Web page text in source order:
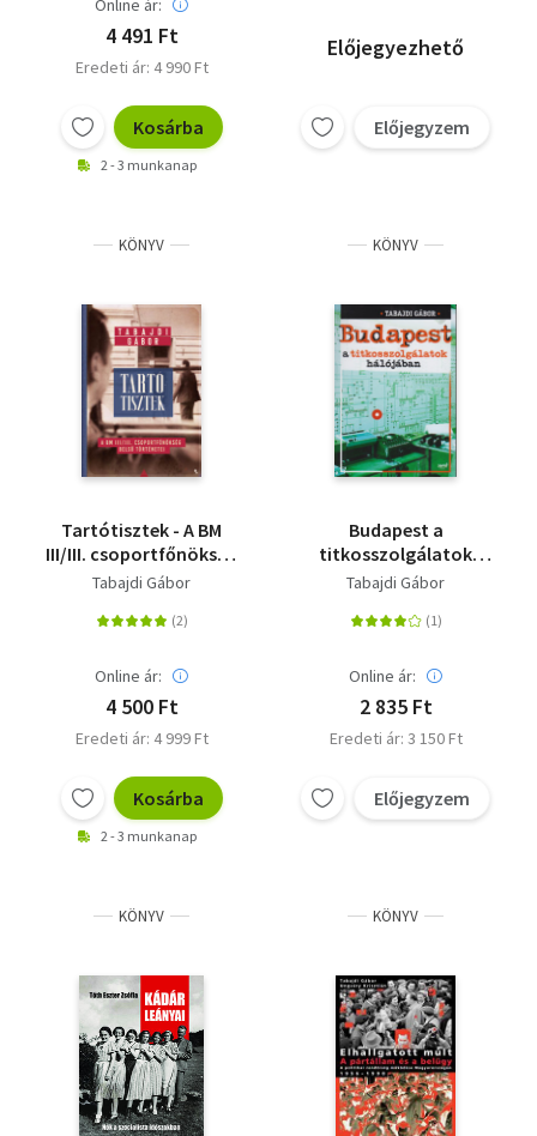
Online ár:
4 491 Ft
Eredeti ár: 4 990 Ft
Kosárba
2 - 3 munkanap
Előjegyezhető
Előjegyzem
KÖNYV
Tartótisztek - A BM
III/III. csoportfőnökség
belső történetei
Tabajdi Gábor
Online ár:
4 500 Ft
Eredeti ár: 4 999 Ft
Kosárba
2 - 3 munkanap
KÖNYV
Budapest a
titkosszolgálatok
hálójában 1945-1989
Tabajdi Gábor
Online ár:
2 835 Ft
Eredeti ár: 3 150 Ft
Előjegyzem
KÖNYV KÖNYV